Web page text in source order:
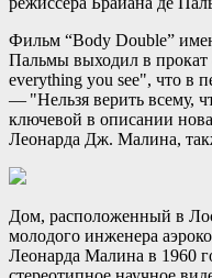
Фильм “Body Double”
Пальмы выходил в прокат
everything you see", что в
— "Нельзя верить всему,
ключевой в описании
Леонарда Дж. Малина,
Дом, расположенный в
молодого инженера
Леонарда Малина в 1960